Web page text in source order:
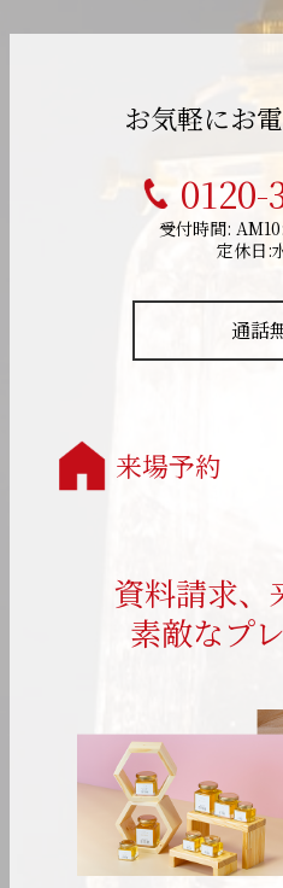
お気軽にお
0120-
受付時間:
定休日:
通話
来場予約
資料請求、
素敵なプ